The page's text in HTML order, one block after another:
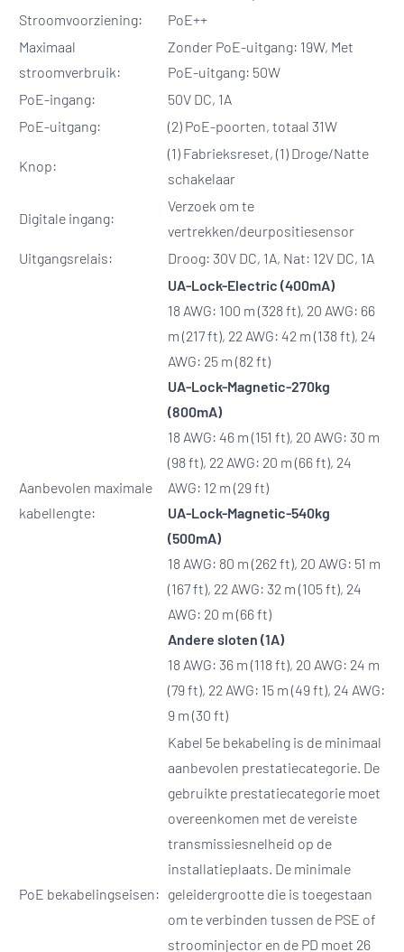
Stroomvoorziening:
PoE++
Maximaal
stroomverbruik:
Zonder PoE-uitgang: 19W, Met
PoE-uitgang: 50W
PoE-ingang:
50V DC, 1A
PoE-uitgang:
(2) PoE-poorten, totaal 31W
Knop:
(1) Fabrieksreset, (1) Droge/Natte
schakelaar
Digitale ingang:
Verzoek om te
vertrekken/deurpositiesensor
Uitgangsrelais:
Droog: 30V DC, 1A, Nat: 12V DC, 1A
Aanbevolen maximale
kabellengte:
UA-Lock-Electric (400mA)
18 AWG: 100 m (328 ft), 20 AWG: 66
m (217 ft), 22 AWG: 42 m (138 ft), 24
AWG: 25 m (82 ft)
UA-Lock-Magnetic-270kg
(800mA)
18 AWG: 46 m (151 ft), 20 AWG: 30 m
(98 ft), 22 AWG: 20 m (66 ft), 24
AWG: 12 m (29 ft)
UA-Lock-Magnetic-540kg
(500mA)
18 AWG: 80 m (262 ft), 20 AWG: 51 m
(167 ft), 22 AWG: 32 m (105 ft), 24
AWG: 20 m (66 ft)
Andere sloten (1A)
18 AWG: 36 m (118 ft), 20 AWG: 24 m
(79 ft), 22 AWG: 15 m (49 ft), 24 AWG:
9 m (30 ft)
PoE bekabelingseisen:
Kabel 5e bekabeling is de minimaal
aanbevolen prestatiecategorie. De
gebruikte prestatiecategorie moet
overeenkomen met de vereiste
transmissiesnelheid op de
installatieplaats. De minimale
geleidergrootte die is toegestaan
om te verbinden tussen de PSE of
stroominjector en de PD moet 26